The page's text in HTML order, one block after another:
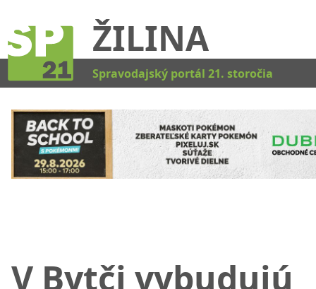
ŽILINA
Spravodajský portál 21. storočia
V Bytči vybudujú